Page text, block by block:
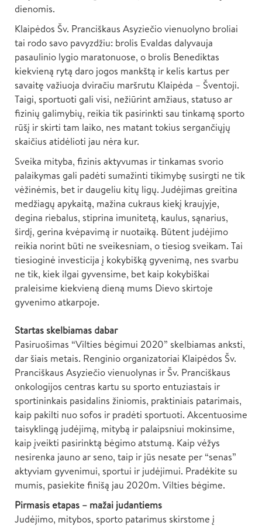
dienomis.
Klaipėdos Šv. Pranciškaus Asyziečio vienuolyno broliai
tai rodo savo pavyzdžiu: brolis Evaldas dalyvauja
pasaulinio lygio maratonuose, o brolis Benediktas
kiekvieną rytą daro jogos mankštą ir kelis kartus per
savaitę važiuoja dviračiu maršrutu Klaipėda – Šventoji.
Taigi, sportuoti gali visi, nežiūrint amžiaus, statuso ar
fizinių galimybių, reikia tik pasirinkti sau tinkamą sporto
rūšį ir skirti tam laiko, nes matant tokius sergančiųjų
skaičius atidėlioti jau nėra kur.
Sveika mityba, fizinis aktyvumas ir tinkamas svorio
palaikymas gali padėti sumažinti tikimybę susirgti ne tik
vėžinėmis, bet ir daugeliu kitų ligų. Judėjimas greitina
medžiagų apykaitą, mažina cukraus kiekį kraujyje,
degina riebalus, stiprina imunitetą, kaulus, sąnarius,
širdį, gerina kvėpavimą ir nuotaiką. Būtent judėjimo
reikia norint būti ne sveikesniam, o tiesiog sveikam. Tai
tiesioginė investicija į kokybišką gyvenimą, nes svarbu
ne tik, kiek ilgai gyvensime, bet kaip kokybiškai
praleisime kiekvieną dieną mums Dievo skirtoje
gyvenimo atkarpoje.
Startas skelbiamas dabar
Pasiruošimas “Vilties bėgimui 2020” skelbiamas anksti,
dar šiais metais. Renginio organizatoriai Klaipėdos Šv.
Pranciškaus Asyziečio vienuolynas ir Šv. Pranciškaus
onkologijos centras kartu su sporto entuziastais ir
sportininkais pasidalins žiniomis, praktiniais patarimais,
kaip pakilti nuo sofos ir pradėti sportuoti. Akcentuosime
taisyklingą judėjimą, mitybą ir palaipsniui mokinsime,
kaip įveikti pasirinktą bėgimo atstumą. Kaip vėžys
nesirenka jauno ar seno, taip ir jūs nesate per “senas”
aktyviam gyvenimui, sportui ir judėjimui. Pradėkite su
mumis, pasiekite finišą jau 2020m. Vilties bėgime.
Pirmasis etapas – mažai judantiems
Judėjimo, mitybos, sporto patarimus skirstome į